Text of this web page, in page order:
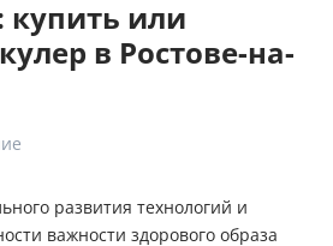
купить или
в Ростове-на-
развития технологий и
важности здорового образа